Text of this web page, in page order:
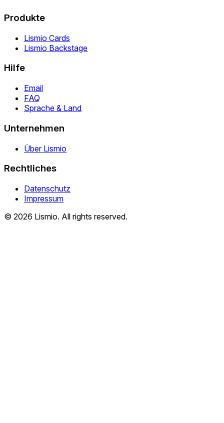
Produkte
Lismio Cards
Lismio Backstage
Hilfe
Email
FAQ
Sprache & Land
Unternehmen
Über Lismio
Rechtliches
Datenschutz
Impressum
© 2026 Lismio. All rights reserved.